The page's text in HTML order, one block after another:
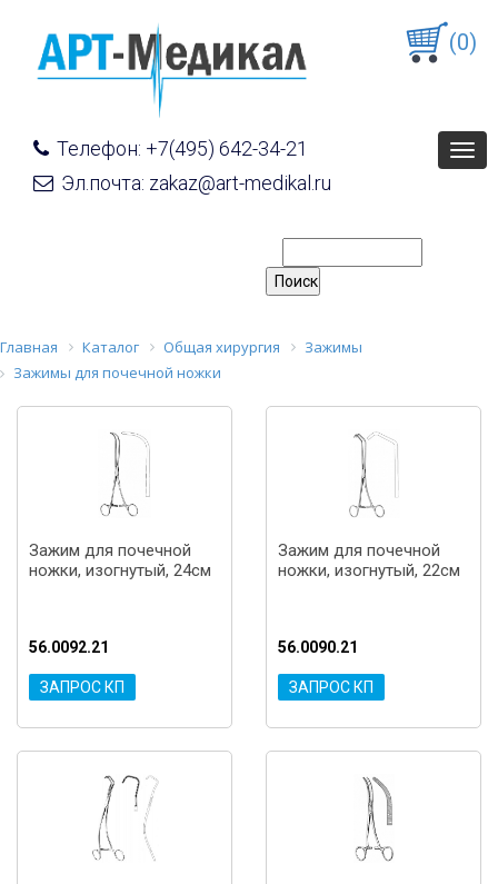
Телефон: +7(495) 642-34-21
Эл.почта: zakaz@art-medikal.ru
(0)
Главная Каталог Общая хирургия
Зажимы
Зажимы для почечной ножки
Зажим для почечной
ножки, изогнутый, 24см
56.0092.21
ЗАПРОС КП
Зажим для почечной
ножки, изогнутый, 22см
56.0090.21
ЗАПРОС КП